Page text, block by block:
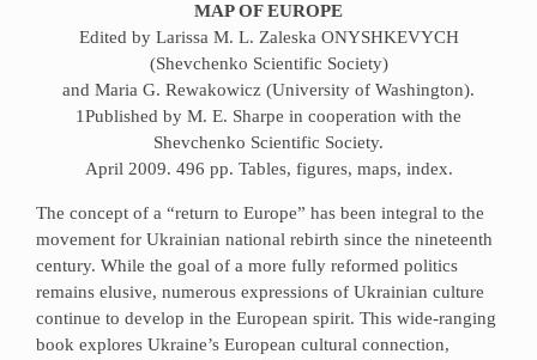
MAP OF EUROPE
Edited by Larissa M. L. Zaleska ONYSHKEVYCH
(Shevchenko Scientific Society)
and Maria G. Rewakowicz (University of Washington).
1Published by M. E. Sharpe in cooperation with the
Shevchenko Scientific Society.
April 2009. 496 pp. Tables, figures, maps, index.
The concept of a “return to Europe” has been integral to the
movement for Ukrainian national rebirth since the nineteenth
century. While the goal of a more fully reformed politics
remains elusive, numerous expressions of Ukrainian culture
continue to develop in the European spirit. This wide-ranging
book explores Ukraine’s European cultural connection,